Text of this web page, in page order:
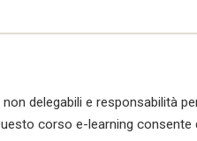
delegabili e responsabilità
corso e-learning consente